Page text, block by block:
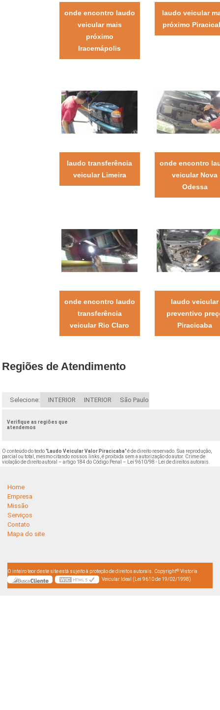
onde encontro laudo
veicular mais
próximo
Iracemápolis
laudo veicular
próximo
laudo transferência
veicular Limeira
onde encontro
veicular Nova
Odessa
onde encontro laudo
transferência
veicular Rio Claro
laudo veicular
preventivo
Piracicaba
Regiões de Atendimento
Selecione: INTERIOR INTERIOR São Paulo
Verifique as regiões que
atendemos
O conteúdo do texto "Laudo Veicular Valor Piracicaba" é de direito reservado. Sua reprodução,
parcial ou total, mesmo citando nossos links, é proibida sem a autorização do autor. Crime de
violação de direito autoral – artigo 184 do Código Penal –
Lei 9610/98 - Lei de direitos autorais
Home
Empresa
Missão
Serviços
Contato
Mapa do site
O inteiro teor deste site está sujeito à proteção de direitos autorais. Copyright© Vistoria
Veicular Ideal (Lei 9610 de 19/02/1998)